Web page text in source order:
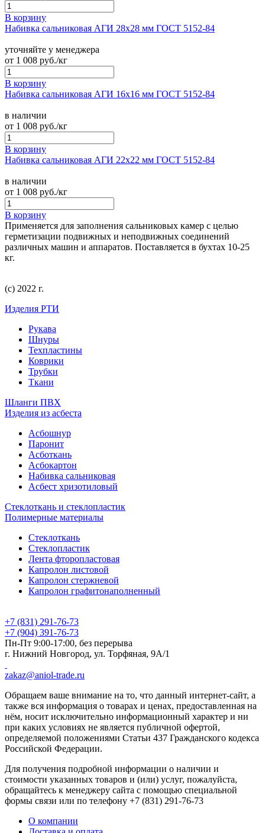
В корзину
Набивка сальниковая АГИ 28х28 мм ГОСТ 5152-84
уточняйте у менеджера
от 1 008 руб./кг
В корзину
Набивка сальниковая АГИ 16х16 мм ГОСТ 5152-84
в наличии
от 1 008 руб./кг
В корзину
Набивка сальниковая АГИ 22х22 мм ГОСТ 5152-84
в наличии
от 1 008 руб./кг
В корзину
Применяется для заполнения сальниковых камер с целью
герметизации подвижных и неподвижных соединений
различных машин и аппаратов. Поставляется в бухтах 10-25
кг.
(с) 2022 г.
Изделия РТИ
Рукава
Шнуры
Техпластины
Коврики
Трубки
Ткани
Шланги ПВХ
Изделия из асбеста
Асбошнур
Паронит
Асботкань
Асбокартон
Набивка сальниковая
Асбест хризотиловый
Стеклоткань и стеклопластик
Полимерные материалы
Стеклоткань
Стеклопластик
Лента фторопластовая
Капролон листовой
Капролон стержневой
Капролон графитонаполненный
+7 (831) 291-76-73
+7 (904) 391-76-73
Пн-Пт 9:00-17:00, без перерыва
г. Нижний Новгород, ул. Торфяная, 9А/1
zakaz@aniol-trade.ru
Обращаем ваше внимание на то, что данный интернет-сайт, а
также вся информация о товарах и ценах, предоставленная на
нём, носит исключительно информационный характер и ни
при каких условиях не является публичной офертой,
определяемой положениями Статьи 437 Гражданского кодекса
Российской Федерации.
Для получения подробной информации о наличии и
стоимости указанных товаров и (или) услуг, пожалуйста,
обращайтесь к менеджеру сайта с помощью специальной
формы связи или по телефону +7 (831) 291-76-73
О компании